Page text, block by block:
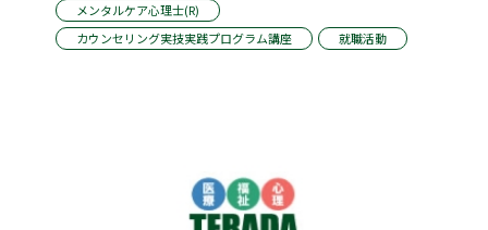
メンタルケア心理士(R)
カウンセリング実技実践プログラム講座
就職活動